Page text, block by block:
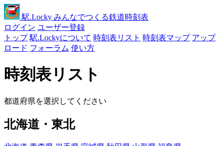
駅.Locky みんなでつくる鉄道時刻表
ログイン ユーザー登録
トップ 駅.Lockyについて 時刻表リスト 時刻表マップ アップ
ロード フォーラム 使い方
時刻表リスト
都道府県を選択してください
北海道・東北